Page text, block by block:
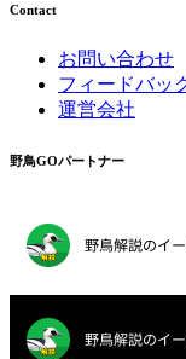
Contact
お問い合わせ
フィードバッ
運営会社
野鳥GOパートナー